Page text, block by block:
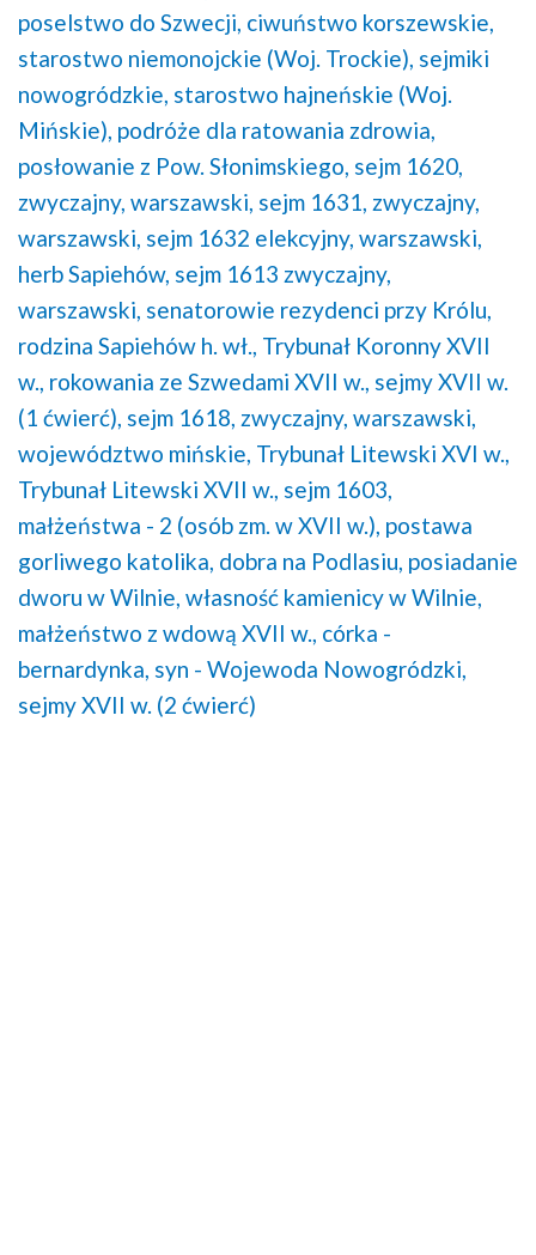
poselstwo do Szwecji, ciwuństwo korszewskie,
starostwo niemonojckie (Woj. Trockie), sejmiki
nowogródzkie, starostwo hajneńskie (Woj.
Mińskie), podróże dla ratowania zdrowia,
posłowanie z Pow. Słonimskiego, sejm 1620,
zwyczajny, warszawski, sejm 1631, zwyczajny,
warszawski, sejm 1632 elekcyjny, warszawski,
herb Sapiehów, sejm 1613 zwyczajny,
warszawski, senatorowie rezydenci przy Królu,
rodzina Sapiehów h. wł., Trybunał Koronny XVII
w., rokowania ze Szwedami XVII w., sejmy XVII w.
(1 ćwierć), sejm 1618, zwyczajny, warszawski,
województwo mińskie, Trybunał Litewski XVI w.,
Trybunał Litewski XVII w., sejm 1603,
małżeństwa - 2 (osób zm. w XVII w.), postawa
gorliwego katolika, dobra na Podlasiu, posiadanie
dworu w Wilnie, własność kamienicy w Wilnie,
małżeństwo z wdową XVII w., córka -
bernardynka, syn - Wojewoda Nowogródzki,
sejmy XVII w. (2 ćwierć)